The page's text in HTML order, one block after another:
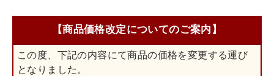
【商品価格改定についてのご案内】
この度、下記の内容にて商品の価格を変更する運び
となりました。